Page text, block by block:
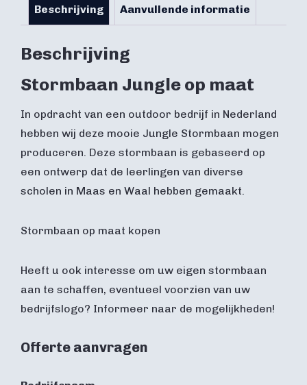
Beschrijving Aanvullende informatie
Beschrijving
Stormbaan Jungle op maat
In opdracht van een outdoor bedrijf in Nederland
hebben wij deze mooie Jungle Stormbaan mogen
produceren. Deze stormbaan is gebaseerd op
een ontwerp dat de leerlingen van diverse
scholen in Maas en Waal hebben gemaakt.
Stormbaan op maat kopen
Heeft u ook interesse om uw eigen stormbaan
aan te schaffen, eventueel voorzien van uw
bedrijfslogo? Informeer naar de mogelijkheden!
Offerte aanvragen